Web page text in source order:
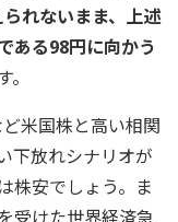
れないまま、上述
ある98円に向かう
米国株と高い相関
下放れシナリオが
株安でしょう。ま